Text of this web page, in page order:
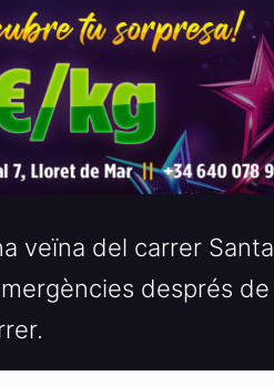
veïna del carrer Santa
després de